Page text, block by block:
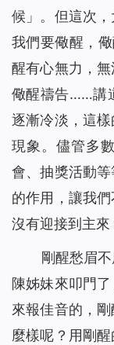
候」。但這次
我們要儆醒，
醒有心無力，
儆醒禱告……講
逐漸冷淡，這
現象。儘管多
會、抽獎活動
的作用，讓我
沒有迎接到主來
剛醒愁眉
陳姊妹來叩門
來報佳音的，
麼樣呢？用剛